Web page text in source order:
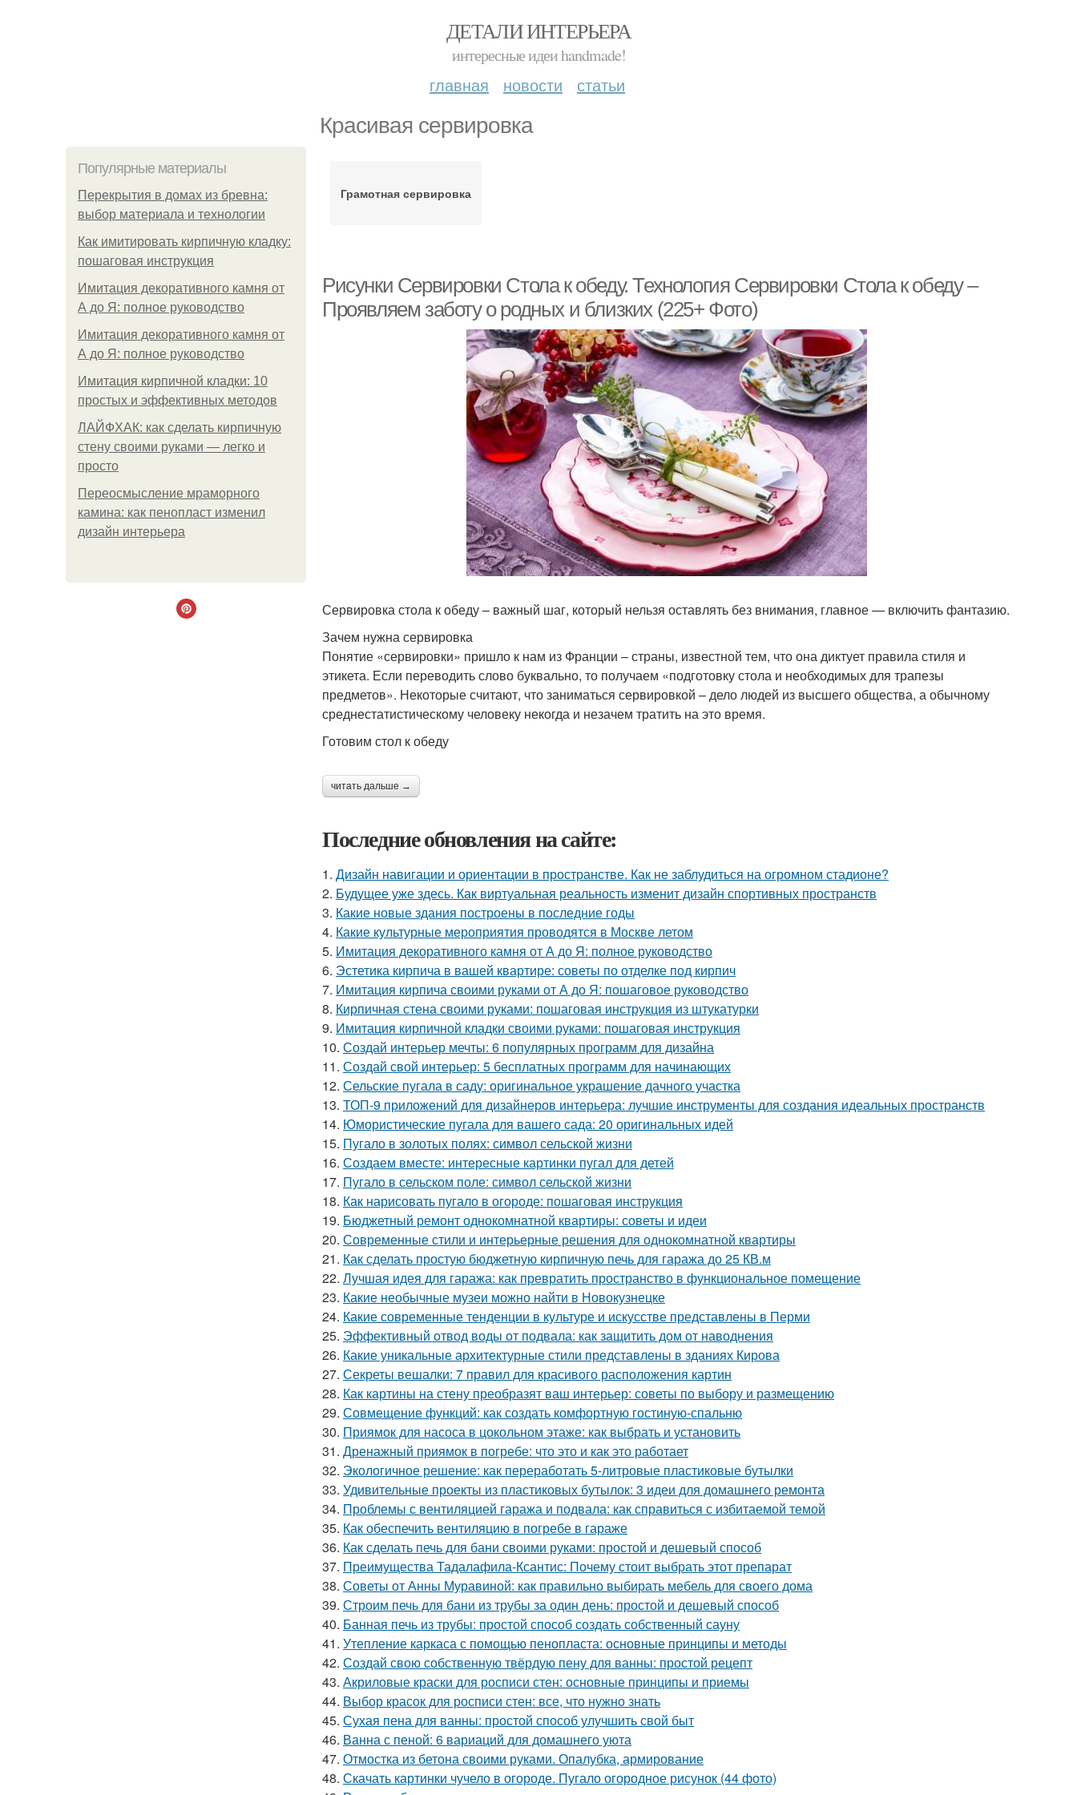
ДЕТАЛИ ИНТЕРЬЕРА
интересные идеи handmade!
главная новости статьи
Красивая сервировка
Популярные материалы
Перекрытия в домах из бревна:
выбор материала и технологии
Как имитировать кирпичную кладку:
пошаговая инструкция
Имитация декоративного камня от
А до Я: полное руководство
Имитация декоративного камня от
А до Я: полное руководство
Имитация кирпичной кладки: 10
простых и эффективных методов
ЛАЙФХАК: как сделать кирпичную
стену своими руками — легко и
просто
Переосмысление мраморного
камина: как пенопласт изменил
дизайн интерьера
Грамотная сервировка
Рисунки Сервировки Стола к обеду. Технология Сервировки Стола к обеду –
Проявляем заботу о родных и близких (225+ Фото)
Сервировка стола к обеду – важный шаг, который нельзя оставлять без внимания, главное — включить фантазию.
Зачем нужна сервировка
Понятие «сервировки» пришло к нам из Франции – страны, известной тем, что она диктует правила стиля и
этикета. Если переводить слово буквально, то получаем «подготовку стола и необходимых для трапезы
предметов». Некоторые считают, что заниматься сервировкой – дело людей из высшего общества, а обычному
среднестатистическому человеку некогда и незачем тратить на это время.
Готовим стол к обеду
читать дальше →
Последние обновления на сайте:
1. Дизайн навигации и ориентации в пространстве. Как не заблудиться на огромном стадионе?
2. Будущее уже здесь. Как виртуальная реальность изменит дизайн спортивных пространств
3. Какие новые здания построены в последние годы
4. Какие культурные мероприятия проводятся в Москве летом
5. Имитация декоративного камня от А до Я: полное руководство
6. Эстетика кирпича в вашей квартире: советы по отделке под кирпич
7. Имитация кирпича своими руками от А до Я: пошаговое руководство
8. Кирпичная стена своими руками: пошаговая инструкция из штукатурки
9. Имитация кирпичной кладки своими руками: пошаговая инструкция
10. Создай интерьер мечты: 6 популярных программ для дизайна
11. Создай свой интерьер: 5 бесплатных программ для начинающих
12. Сельские пугала в саду: оригинальное украшение дачного участка
13. ТОП-9 приложений для дизайнеров интерьера: лучшие инструменты для создания идеальных пространств
14. Юмористические пугала для вашего сада: 20 оригинальных идей
15. Пугало в золотых полях: символ сельской жизни
16. Создаем вместе: интересные картинки пугал для детей
17. Пугало в сельском поле: символ сельской жизни
18. Как нарисовать пугало в огороде: пошаговая инструкция
19. Бюджетный ремонт однокомнатной квартиры: советы и идеи
20. Современные стили и интерьерные решения для однокомнатной квартиры
21. Как сделать простую бюджетную кирпичную печь для гаража до 25 КВ.м
22. Лучшая идея для гаража: как превратить пространство в функциональное помещение
23. Какие необычные музеи можно найти в Новокузнецке
24. Какие современные тенденции в культуре и искусстве представлены в Перми
25. Эффективный отвод воды от подвала: как защитить дом от наводнения
26. Какие уникальные архитектурные стили представлены в зданиях Кирова
27. Секреты вешалки: 7 правил для красивого расположения картин
28. Как картины на стену преобразят ваш интерьер: советы по выбору и размещению
29. Совмещение функций: как создать комфортную гостиную-спальню
30. Приямок для насоса в цокольном этаже: как выбрать и установить
31. Дренажный приямок в погребе: что это и как это работает
32. Экологичное решение: как переработать 5-литровые пластиковые бутылки
33. Удивительные проекты из пластиковых бутылок: 3 идеи для домашнего ремонта
34. Проблемы с вентиляцией гаража и подвала: как справиться с избитаемой темой
35. Как обеспечить вентиляцию в погребе в гараже
36. Как сделать печь для бани своими руками: простой и дешевый способ
37. Преимущества Тадалафила-Ксантис: Почему стоит выбрать этот препарат
38. Советы от Анны Муравиной: как правильно выбирать мебель для своего дома
39. Строим печь для бани из трубы за один день: простой и дешевый способ
40. Банная печь из трубы: простой способ создать собственный сауну
41. Утепление каркаса с помощью пенопласта: основные принципы и методы
42. Создай свою собственную твёрдую пену для ванны: простой рецепт
43. Акриловые краски для росписи стен: основные принципы и приемы
44. Выбор красок для росписи стен: все, что нужно знать
45. Сухая пена для ванны: простой способ улучшить свой быт
46. Ванна с пеной: 6 вариаций для домашнего уюта
47. Отмостка из бетона своими руками. Опалубка, армирование
48. Скачать картинки чучело в огороде. Пугало огородное рисунок (44 фото)